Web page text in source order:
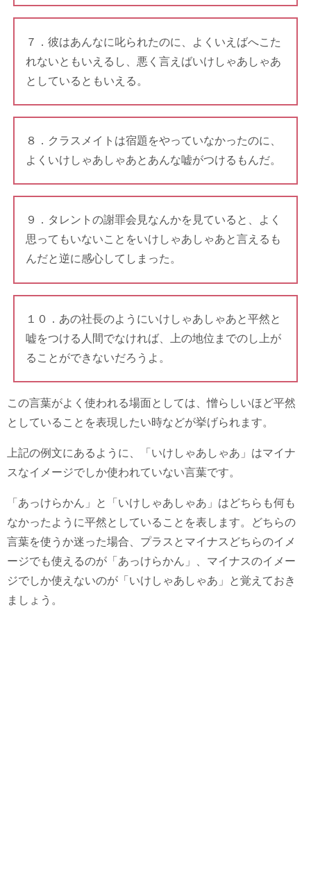
７．彼はあんなに叱られたのに、よくいえばへこた
れないともいえるし、悪く言えばいけしゃあしゃあ
としているともいえる。
８．クラスメイトは宿題をやっていなかったのに、
よくいけしゃあしゃあとあんな嘘がつけるもんだ。
９．タレントの謝罪会見なんかを見ていると、よく
思ってもいないことをいけしゃあしゃあと言えるも
んだと逆に感心してしまった。
１０．あの社長のようにいけしゃあしゃあと平然と
嘘をつける人間でなければ、上の地位までのし上が
ることができないだろうよ。
この言葉がよく使われる場面としては、憎らしいほど平然
としていることを表現したい時などが挙げられます。
上記の例文にあるように、「いけしゃあしゃあ」はマイナ
スなイメージでしか使われていない言葉です。
「あっけらかん」と「いけしゃあしゃあ」はどちらも何も
なかったように平然としていることを表します。どちらの
言葉を使うか迷った場合、プラスとマイナスどちらのイメ
ージでも使えるのが「あっけらかん」、マイナスのイメー
ジでしか使えないのが「いけしゃあしゃあ」と覚えておき
ましょう。